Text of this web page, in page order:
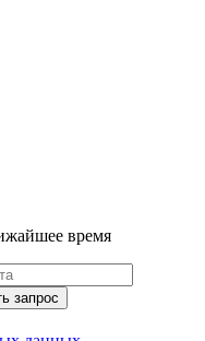
время